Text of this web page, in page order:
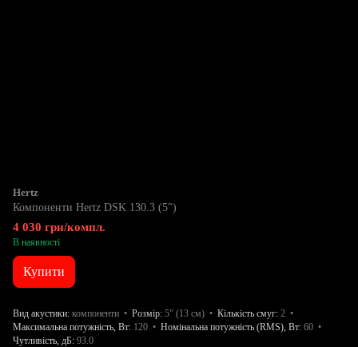
Hertz
Компоненти Hertz DSK 130.3 (5")
4 030 грн/компл.
В наявності
Купити
Вид акустики компоненти Розмір 5" (13 см) Кількість смуг 2
Максимальна потужність, Вт 120 Номінальна потужність (RMS), Вт 60
Чутливість, дБ 93.0